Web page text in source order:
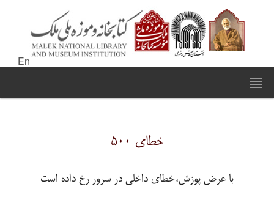
En
خطای ۵۰۰
با عرض پوزش،خطای داخلی در سرور رخ داده است